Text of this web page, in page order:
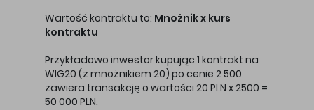
Wartość kontraktu to: Mnożnik x kurs
kontraktu
Przykładowo inwestor kupując 1 kontrakt na
WIG20 (z mnożnikiem 20) po cenie 2 500
zawiera transakcję o wartości 20 PLN x 2500 =
50 000 PLN.